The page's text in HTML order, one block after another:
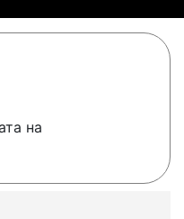
на